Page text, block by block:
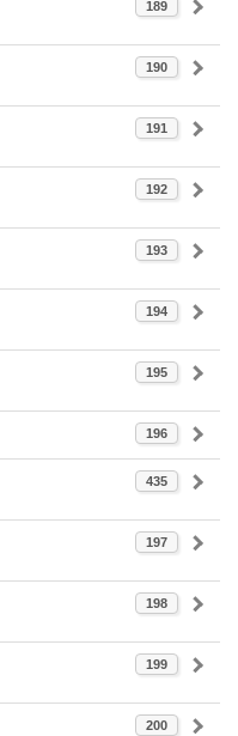
189
190
191
192
193
194
195
196
435
197
198
199
200